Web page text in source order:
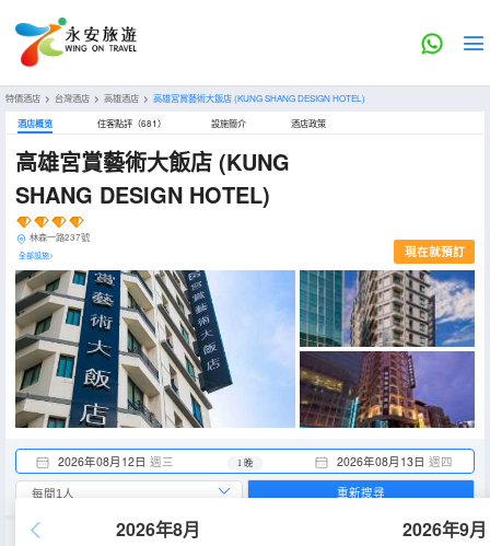
特價酒店 > 台灣酒店 > 高雄酒店 > 高雄宮賞藝術大飯店(KUNG SHANG DESIGN HOTEL)
酒店概览 住客點評（681） 設施簡介 酒店政策
高雄宮賞藝術大飯店 (KUNG
SHANG DESIGN HOTEL)
林森一路237號
全部設施> 現在就預訂
2026年08月12日 週三 2026年08月13日 週四
1 晚
2026年8月 2026年9月
重新搜尋